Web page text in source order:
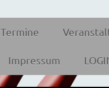
Termine
Impressum